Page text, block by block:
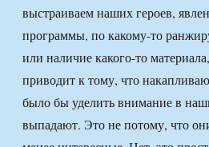
выстраиваем наших героев,
программы, по какому-то
или наличие какого-то
приводит к тому, что
было бы уделить внимание в
выпадают. Это не потому, что